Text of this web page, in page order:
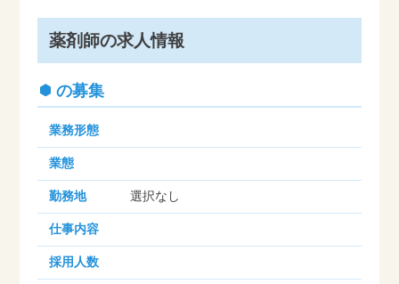
薬剤師の求人情報
の募集
業務形態
業態
勤務地 選択なし
仕事内容
採用人数